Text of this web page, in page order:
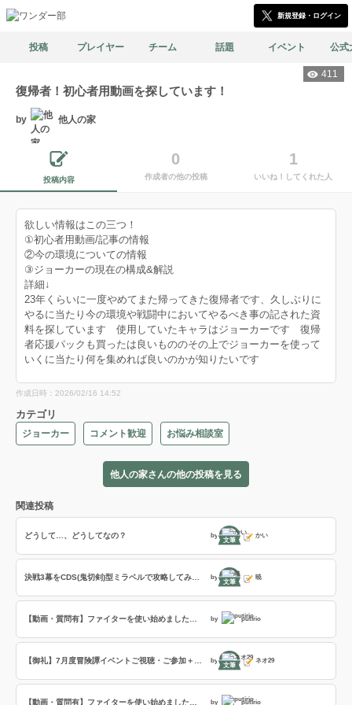
新規登録・ログイン
投稿 プレイヤー チーム 話題 イベント 公式
411
復帰者！初心者用動画を探しています！
by 他人の家
投稿内容
0
作成者の他の投稿
1
いいね！してくれた人
欲しい情報はこの三つ！
①初心者用動画/記事の情報
②今の環境についての情報
③ジョーカーの現在の構成&解説
詳細↓
23年くらいに一度やめてまた帰ってきた復帰者です、久しぶりに
やるに当たり今の環境や戦闘中においてやるべき事の記された資
料を探しています 使用していたキャラはジョーカーです 復帰
者応援パックも買ったは良いもののその上でジョーカーを使って
いくに当たり何を集めれば良いのかが知りたいです
作成日時：2026/02/16 14:52
カテゴリ
ジョーカー コメント歓迎 お悩み相談室
他人の家さんの他の投稿を見る
関連投稿
どうして…、どうしてなの？ by
文筆
かい
by
文筆
暁
by putirio
by
文筆
ネオ29
by putirio